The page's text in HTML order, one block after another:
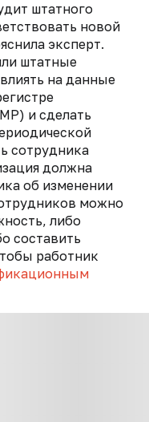
штатного
новой
эксперт.
штатные
на данные
и сделать
сотрудника
должна
об изменении
можно
либо
составить
работник